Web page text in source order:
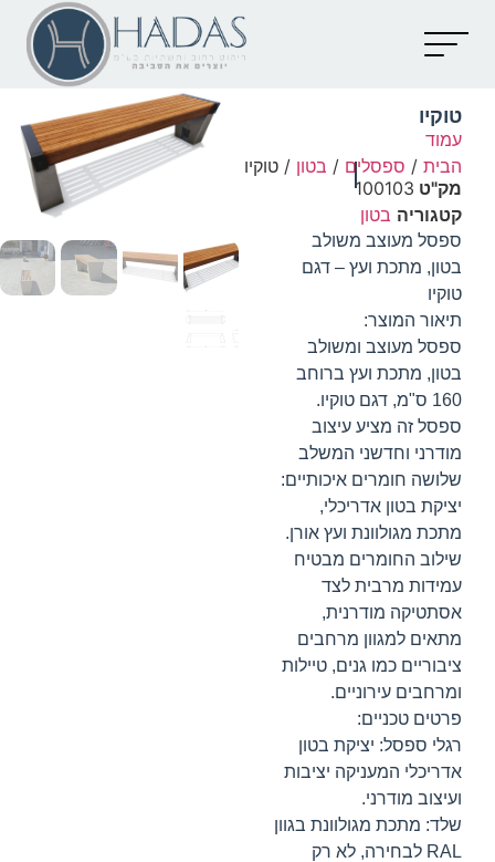
טוקיו
עמוד
הבית / ספסלים / בטון / טוקיו
מק"ט 100103
קטגוריה בטון
ספסל מעוצב משולב
בטון, מתכת ועץ – דגם
טוקיו
תיאור המוצר:
ספסל מעוצב ומשולב
בטון, מתכת ועץ ברוחב
160 ס"מ, דגם טוקיו.
ספסל זה מציע עיצוב
מודרני וחדשני המשלב
שלושה חומרים איכותיים:
יציקת בטון אדריכלי,
מתכת מגולוונת ועץ אורן.
שילוב החומרים מבטיח
עמידות מרבית לצד
אסתטיקה מודרנית,
מתאים למגוון מרחבים
ציבוריים כמו גנים, טיילות
ומרחבים עירוניים.
פרטים טכניים:
רגלי ספסל: יציקת בטון
אדריכלי המעניקה יציבות
ועיצוב מודרני.
שלד: מתכת מגולוונת בגוון
RAL לבחירה, לא רק